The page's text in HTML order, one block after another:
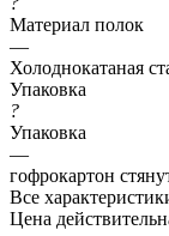
Материал полок
—
Холоднокатаная
Упаковка
?
Упаковка
—
гофрокартон
Все
Цена